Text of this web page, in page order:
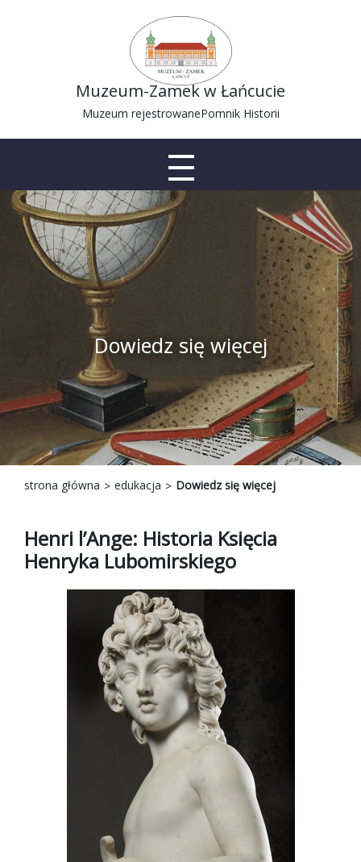
Muzeum-Zamek w Łańcucie
Muzeum rejestrowanePomnik Historii
Dowiedz się więcej
strona główna edukacja Dowiedz się więcej
Henri l’Ange: Historia Księcia
Henryka Lubomirskiego